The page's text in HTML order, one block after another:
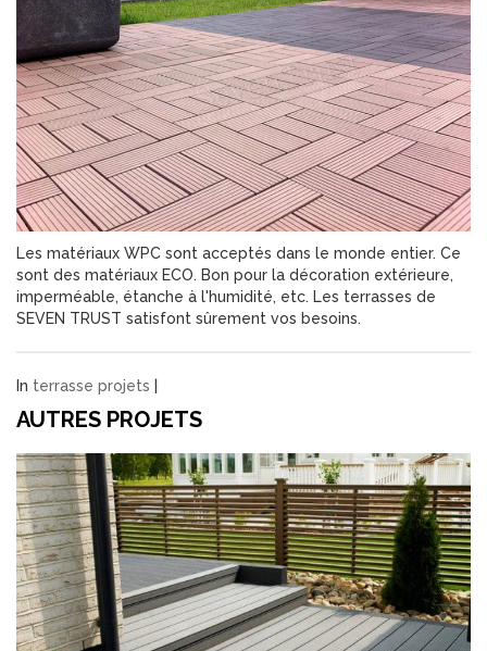
Les matériaux WPC sont acceptés dans le monde entier. Ce
sont des matériaux ECO. Bon pour la décoration extérieure,
imperméable, étanche à l'humidité, etc. Les terrasses de
SEVEN TRUST satisfont sûrement vos besoins.
In terrasse projets
AUTRES PROJETS